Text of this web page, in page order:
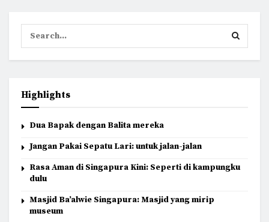
Highlights
Dua Bapak dengan Balita mereka
Jangan Pakai Sepatu Lari: untuk jalan-jalan
Rasa Aman di Singapura Kini: Seperti di kampungku
dulu
Masjid Ba’alwie Singapura: Masjid yang mirip
museum